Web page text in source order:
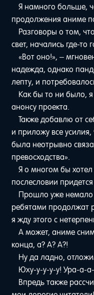
Я намного больше,
продолжения аниме
Разговоры о том,
свет, начались где-то
«Вот оно!», –
надежда, однако
лепту, и
Как бы то ни было,
анонсу проекта.
Также добавлю от
и приложу все
была неотрывно
превосходства».
Я о многом бы
послесловии
Прошло уже немало
ребятами продолжат
я жду этого с
А может, аниме
конца, а? А? А?!
Ну да ладно,
Юху-у-у-у-у! Ура-а-
Впредь также